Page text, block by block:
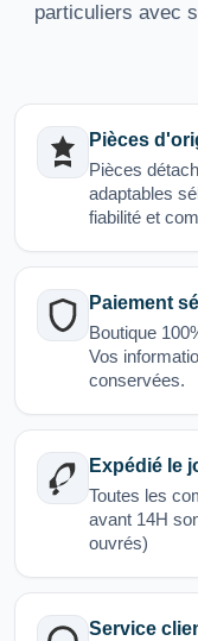
particuliers avec
Pièces
Pièces
adaptables
fiabilité et
Paiement
Boutique
Vos
conservées.
Expédié le
Toutes les
avant 14H
ouvrés)
Service